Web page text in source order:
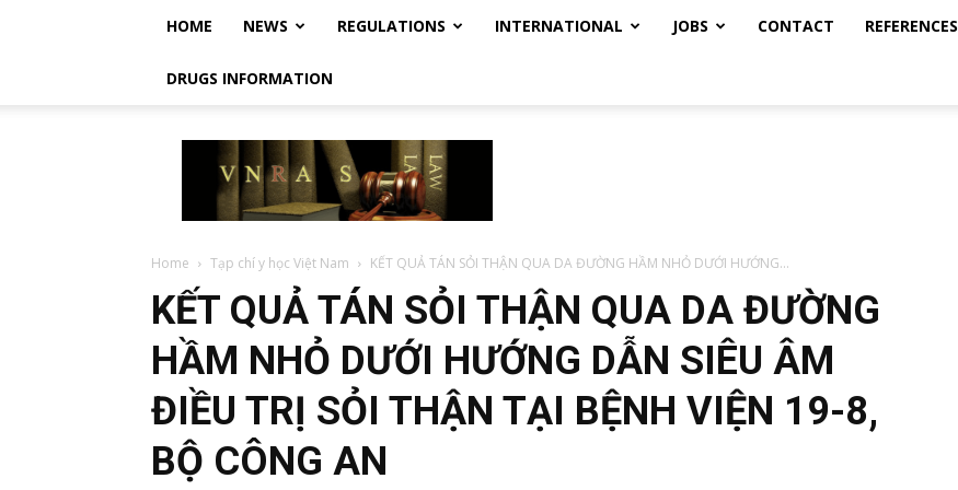
HOME NEWS REGULATIONS INTERNATIONAL JOBS CONTACT REFERENCES
DRUGS INFORMATION
Vietnam
Regulatory
Affairs
Society
Luật
Việt
Nam
Home Tạp chí y học Việt Nam KẾT QUẢ TÁN SỎI THẬN QUA DA ĐƯỜNG HẦM NHỎ DƯỚI HƯỚNG...
KẾT QUẢ TÁN SỎI THẬN QUA DA ĐƯỜNG
HẦM NHỎ DƯỚI HƯỚNG DẪN SIÊU ÂM
ĐIỀU TRỊ SỎI THẬN TẠI BỆNH VIỆN 19-8,
BỘ CÔNG AN